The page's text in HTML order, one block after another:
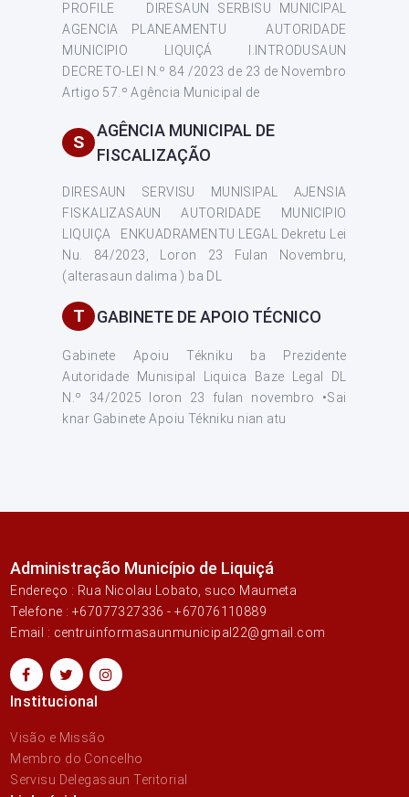
PROFILE DIRESAUN SERBISU MUNICIPAL
AGENCIA PLANEAMENTU AUTORIDADE
MUNICIPIO LIQUIÇÁ I.INTRODUSAUN
DECRETO-LEI N.º 84 /2023 de 23 de Novembro
Artigo 57.º Agência Municipal de
S
AGÊNCIA MUNICIPAL DE
FISCALIZAÇÃO
DIRESAUN SERVISU MUNISIPAL AJENSIA
FISKALIZASAUN AUTORIDADE MUNICIPIO
LIQUIÇA ENKUADRAMENTU LEGAL Dekretu Lei
Nu. 84/2023, Loron 23 Fulan Novembru,
(alterasaun dalima ) ba DL
T GABINETE DE APOIO TÉCNICO
Gabinete Apoiu Tékniku ba Prezidente
Autoridade Munisipal Liquica Baze Legal DL
N.º 34/2025 loron 23 fulan novembro •Sai
knar Gabinete Apoiu Tékniku nian atu
Administração Município de Liquiçá
Endereço : Rua Nicolau Lobato, suco Maumeta
Telefone : +67077327336 - +67076110889
Email : centruinformasaunmunicipal22@gmail.com
Institucional
Visão e Missão
Membro do Concelho
Servisu Delegasaun Teritorial